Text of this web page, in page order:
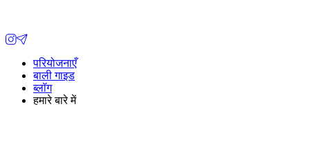
परियोजनाएँ
बाली गाइड
ब्लॉग
हमारे बारे में